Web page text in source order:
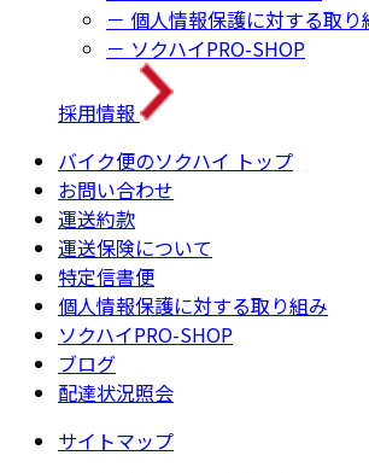
－ 個人情報保護に対する取り
－ ソクハイPRO-SHOP
採用情報
バイク便のソクハイ トップ
お問い合わせ
運送約款
運送保険について
特定信書便
個人情報保護に対する取り組み
ソクハイPRO-SHOP
ブログ
配達状況照会
サイトマップ